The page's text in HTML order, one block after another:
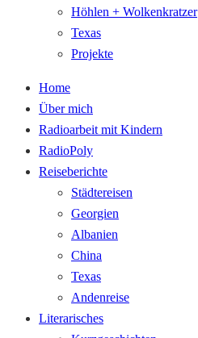
Höhlen + Wolkenkratzer
Texas
Projekte
Home
Über mich
Radioarbeit mit Kindern
RadioPoly
Reiseberichte
Städtereisen
Georgien
Albanien
China
Texas
Andenreise
Literarisches